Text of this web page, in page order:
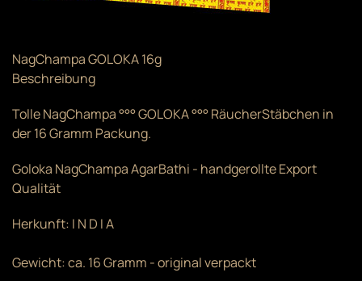
NagChampa GOLOKA 16g
Beschreibung
Tolle NagChampa °°° GOLOKA °°° RäucherStäbchen in
der 16 Gramm Packung.
Goloka NagChampa AgarBathi - handgerollte Export
Qualität
Herkunft: I N D I A
Gewicht: ca. 16 Gramm - original verpackt